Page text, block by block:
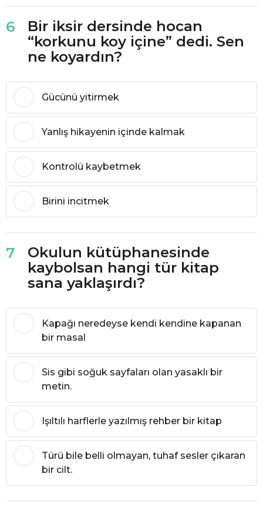
6
Bir iksir dersinde hocan
“korkunu koy içine” dedi. Sen
ne koyardın?
Gücünü yitirmek
Yanlış hikayenin içinde kalmak
Kontrolü kaybetmek
Birini incitmek
7
Okulun kütüphanesinde
kaybolsan hangi tür kitap
sana yaklaşırdı?
Kapağı neredeyse kendi kendine kapanan
bir masal
Sis gibi soğuk sayfaları olan yasaklı bir
metin.
Işıltılı harflerle yazılmış rehber bir kitap
Türü bile belli olmayan, tuhaf sesler çıkaran
bir cilt.